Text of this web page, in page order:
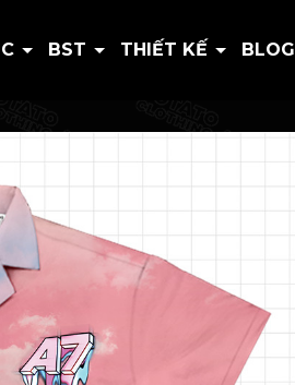
BST THIẾT KẾ BLOG